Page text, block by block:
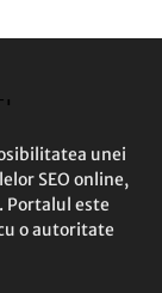
unei
SEO online,
Portalul este
o autoritate